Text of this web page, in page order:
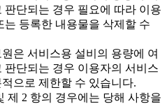
판단되는 경우 필요에 따라 이용
는 등록한 내용물을 삭제할 수
은 서비스용 설비의 용량에 여
판단되는 경우 이용자의 서비스
으로 제한할 수 있습니다.
제 2 항의 경우에는 당해 사항을